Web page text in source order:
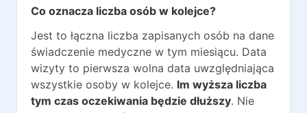
Co oznacza liczba osób w kolejce?
Jest to łączna liczba zapisanych osób na dane
świadczenie medyczne w tym miesiącu. Data
wizyty to pierwsza wolna data uwzględniająca
wszystkie osoby w kolejce. Im wyższa liczba
tym czas oczekiwania będzie dłuższy. Nie